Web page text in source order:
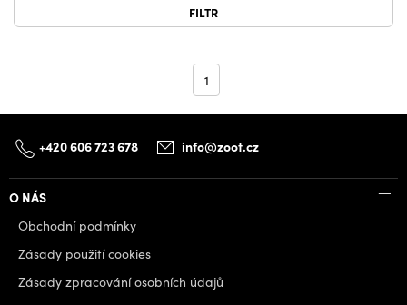
FILTR
1
+420 606 723 678 info@zoot.cz
O NÁS
Obchodní podmínky
Zásady použití cookies
Zásady zpracování osobních údajů